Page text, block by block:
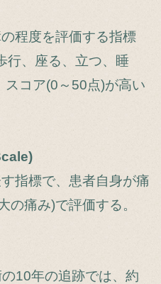
程度を評価する指標
行、座る、立つ、睡
スコア(0～50点)が高い
指標で、患者自身が痛
の痛み)で評価する。
10年の追跡では、約